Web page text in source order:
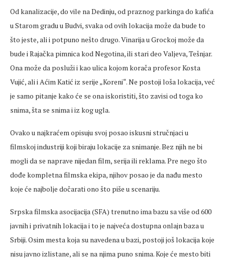
Od kanalizacije, do vile na Dedinju, od praznog parkinga do kafića
u Starom gradu u Budvi, svaka od ovih lokacija može da bude to
što jeste, ali i potpuno nešto drugo. Vinarija u Grockoj može da
bude i Rajačka pimnica kod Negotina, ili stari deo Valjeva, Tešnjar.
Ona može da posluži i kao ulica kojom korača profesor Kosta
Vujić, ali i Aćim Katić iz serije „Koreni“. Ne postoji loša lokacija, već
je samo pitanje kako će se ona iskoristiti, što zavisi od toga ko
snima, šta se snima i iz kog ugla.
Ovako u najkraćem opisuju svoj posao iskusni stručnjaci u
filmskoj industriji koji biraju lokacije za snimanje. Bez njih ne bi
mogli da se naprave nijedan film, serija ili reklama. Pre nego što
dođe kompletna filmska ekipa, njihov posao je da nađu mesto
koje će najbolje dočarati ono što piše u scenariju.
Srpska filmska asocijacija (SFA) trenutno ima bazu sa više od 600
javnih i privatnih lokacija i to je najveća dostupna onlajn baza u
Srbiji. Osim mesta koja su navedena u bazi, postoji još lokacija koje
nisu javno izlistane, ali se na njima puno snima. Koje će mesto biti